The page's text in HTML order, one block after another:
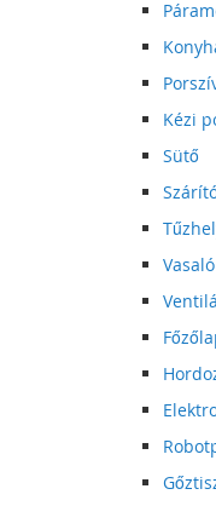
Kézi
Sütő
Vasaló